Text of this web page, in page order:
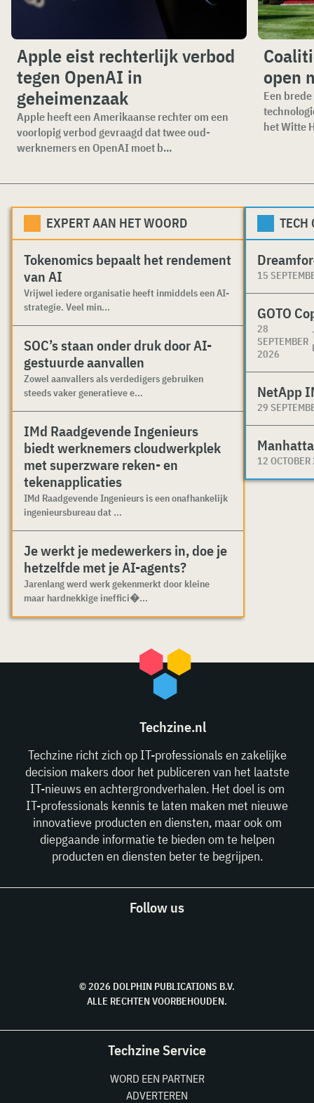
Apple eist rechterlijk verbod
tegen OpenAI in
geheimenzaak
Apple heeft een Amerikaanse rechter om een
voorlopig verbod gevraagd dat twee oud-
werknemers en OpenAI moet b...
open
Een
het Witte
EXPERT AAN HET WOORD
Tokenomics bepaalt het rendement
van AI
Vrijwel iedere organisatie heeft inmiddels een AI-
strategie. Veel min...
SOC’s staan onder druk door AI-
gestuurde aanvallen
Zowel aanvallers als verdedigers gebruiken
steeds vaker generatieve e...
IMd Raadgevende Ingenieurs
biedt werknemers cloudwerkplek
met superzware reken- en
tekenapplicaties
IMd Raadgevende Ingenieurs is een onafhankelijk
ingenieursbureau dat ...
Je werkt je medewerkers in, doe je
hetzelfde met je AI-agents?
Jarenlang werd werk gekenmerkt door kleine
maar hardnekkige ineffici�...
TECH
15
GOTO
28
SEPTEMBER
2026
NetApp
29
12
Techzine.nl
Techzine richt zich op IT-professionals en zakelijke
decision makers door het publiceren van het laatste
IT-nieuws en achtergrondverhalen. Het doel is om
IT-professionals kennis te laten maken met nieuwe
innovatieve producten en diensten, maar ook om
diepgaande informatie te bieden om te helpen
producten en diensten beter te begrijpen.
Follow us
© 2026 DOLPHIN PUBLICATIONS B.V.
ALLE RECHTEN VOORBEHOUDEN.
Techzine Service
WORD EEN PARTNER
ADVERTEREN